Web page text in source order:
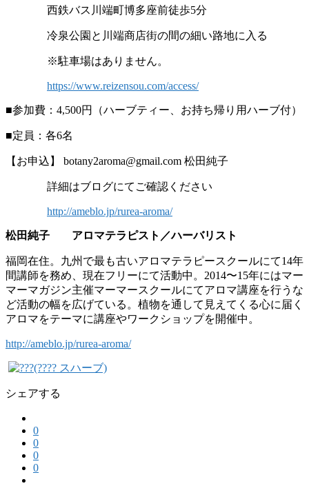
西鉄バス川端町博多座前徒歩5分
冷泉公園と川端商店街の間の細い路地に入る
※駐車場はありません。
https://www.reizensou.com/access/
■参加費：4,500円（ハーブティー、お持ち帰り用ハーブ付）
■定員：各6名
【お申込】 botany2aroma@gmail.com 松田純子
詳細はブログにてご確認ください
http://ameblo.jp/rurea-aroma/
松田純子 アロマテラピスト／ハーバリスト
福岡在住。九州で最も古いアロマテラピースクールにて14年
間講師を務め、現在フリーにて活動中。2014〜15年にはマー
マーマガジン主催マーマースクールにてアロマ講座を行うな
ど活動の幅を広げている。植物を通して見えてくる心に届く
アロマをテーマに講座やワークショップを開催中。
http://ameblo.jp/rurea-aroma/
シェアする
0
0
0
0